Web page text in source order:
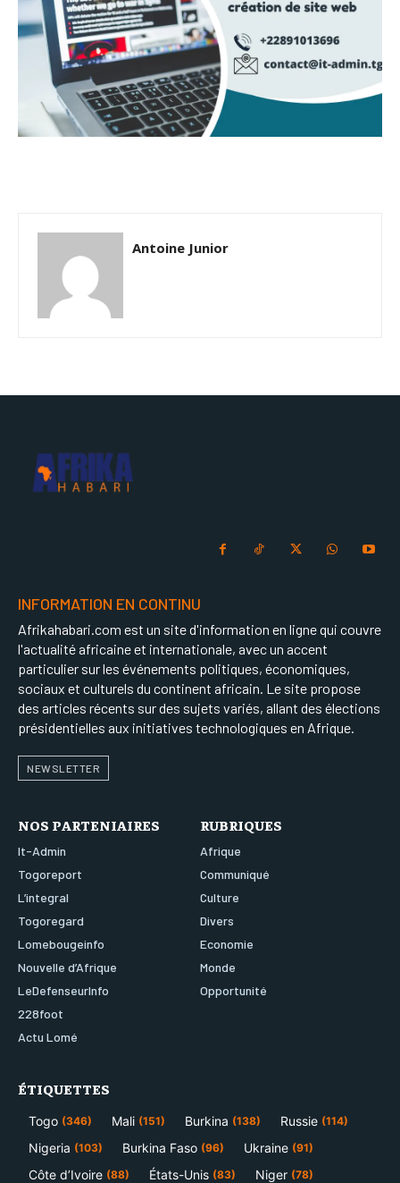
Antoine Junior
INFORMATION EN CONTINU
Afrikahabari.com est un site d'information en ligne qui couvre
l'actualité africaine et internationale, avec un accent
particulier sur les événements politiques, économiques,
sociaux et culturels du continent africain. Le site propose
des articles récents sur des sujets variés, allant des élections
présidentielles aux initiatives technologiques en Afrique.
NEWSLETTER
NOS PARTENIAIRES
It-Admin
Togoreport
L’integral
Togoregard
Lomebougeinfo
Nouvelle d’Afrique
LeDefenseurInfo
228foot
Actu Lomé
RUBRIQUES
Afrique
Communiqué
Culture
Divers
Economie
Monde
Opportunité
ÉTIQUETTES
Togo (346) Mali (151) Burkina (138) Russie (114)
Nigeria (103) Burkina Faso (96) Ukraine (91)
Côte d’Ivoire (88) États-Unis (83) Niger (78)